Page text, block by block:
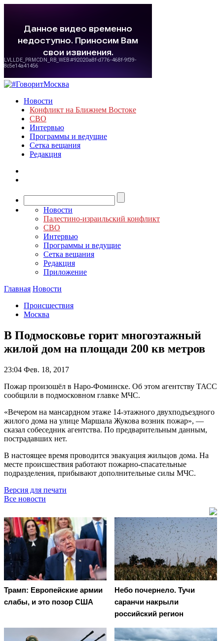
Новости
Конфликт на Ближнем Востоке
СВО
Интервью
Программы и ведущие
Сетка вещания
Редакция
Новости
Палестино-израильский конфликт
СВО
Интервью
Программы и ведущие
Сетка вещания
Редакция
Приложение
Главная Новости
Происшествия
Москва
В Подмосковье горит многоэтажный
жилой дом на площади 200 кв метров
23:04 Фев. 18, 2017
Пожар произошёл в Наро-Фоминске. Об этом агентству ТАСС
сообщили в подмосковном главке МЧС.
«Вечером на мансардном этаже 14-этажного двухподъездного
жилого дома на улице Маршала Жукова возник пожар», —
сказал собеседник агентства. По предварительным данным,
пострадавших нет.
В настоящее время проводится эвакуация жильцов дома. На
месте происшествия работают пожарно-спасательные
подразделения, прибывают дополнительные силы МЧС.
Версия для печати
Все новости
Трамп: Европейские армии
слабы, и это позор США
Небо почернело. Тучи
саранчи накрыли
российский регион